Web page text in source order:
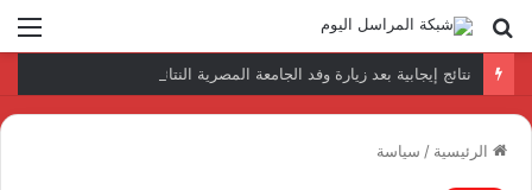
بحث
عن
الرئيسية / سياسة